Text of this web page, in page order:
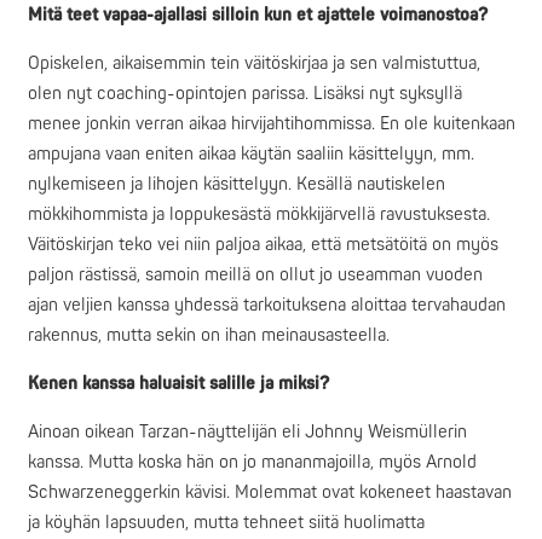
Mitä teet vapaa-ajallasi silloin kun et ajattele voimanostoa?
Opiskelen, aikaisemmin tein väitöskirjaa ja sen valmistuttua,
olen nyt coaching-opintojen parissa. Lisäksi nyt syksyllä
menee jonkin verran aikaa hirvijahtihommissa. En ole kuitenkaan
ampujana vaan eniten aikaa käytän saaliin käsittelyyn, mm.
nylkemiseen ja lihojen käsittelyyn. Kesällä nautiskelen
mökkihommista ja loppukesästä mökkijärvellä ravustuksesta.
Väitöskirjan teko vei niin paljoa aikaa, että metsätöitä on myös
paljon rästissä, samoin meillä on ollut jo useamman vuoden
ajan veljien kanssa yhdessä tarkoituksena aloittaa tervahaudan
rakennus, mutta sekin on ihan meinausasteella.
Kenen kanssa haluaisit salille ja miksi?
Ainoan oikean Tarzan-näyttelijän eli Johnny Weismüllerin
kanssa. Mutta koska hän on jo mananmajoilla, myös Arnold
Schwarzeneggerkin kävisi. Molemmat ovat kokeneet haastavan
ja köyhän lapsuuden, mutta tehneet siitä huolimatta